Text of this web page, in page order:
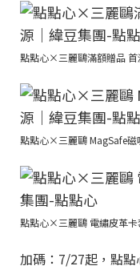
點點心×三麗鷗滿額贈品 首
點點心×三麗鷗 MagSafe磁
點點心×三麗鷗 電繡皮革
加碼：7/27起，點